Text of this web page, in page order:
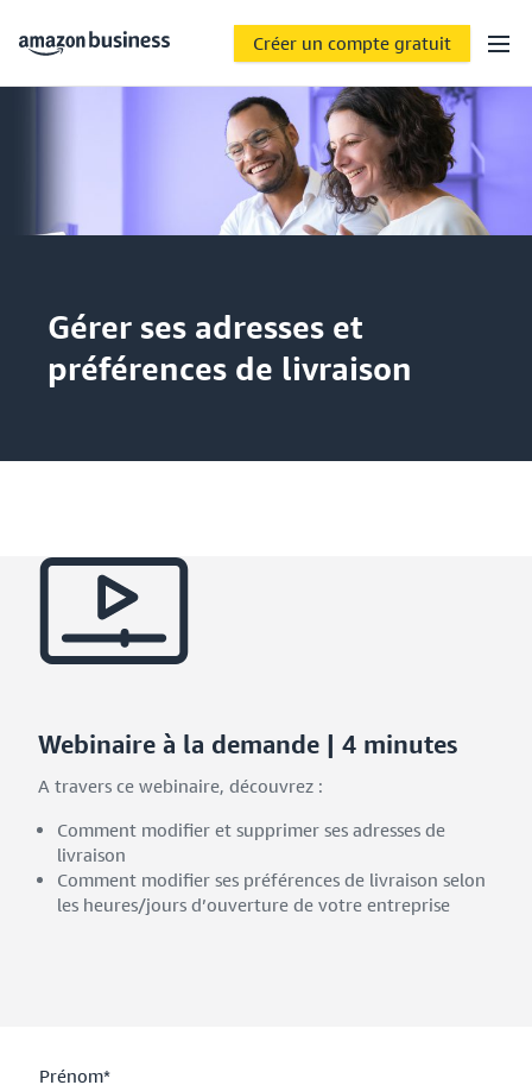
Créer un compte gratuit
Gérer ses adresses et
préférences de livraison
Webinaire à la demande | 4 minutes
A travers ce webinaire, découvrez :
Comment modifier et supprimer ses adresses de
livraison
Comment modifier ses préférences de livraison selon
les heures/jours d’ouverture de votre entreprise
Prénom*